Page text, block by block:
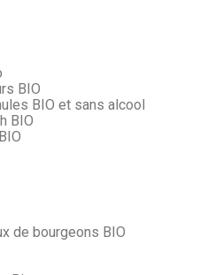
BIO
BIO et sans alcool
BIO
de bourgeons BIO